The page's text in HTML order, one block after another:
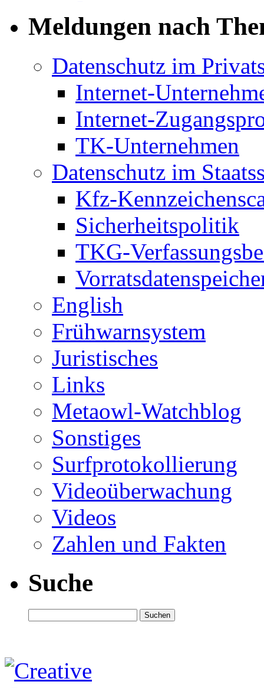
Meldungen nach
Datenschutz im
Internet-
Internet-
TK-Unternehmen
Datenschutz im
Kfz-
Sicherheitspolitik
TKG-
English
Frühwarnsystem
Juristisches
Links
Metaowl-Watchblog
Sonstiges
Surfprotokollierung
Videoüberwachung
Videos
Zahlen und Fakten
Suche